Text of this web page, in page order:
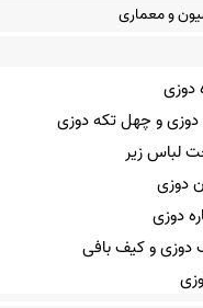
و معماری
دوزی
و چهل تکه دوزی
لباس زیر
دوزی
دوزی
دوزی و کیف بافی